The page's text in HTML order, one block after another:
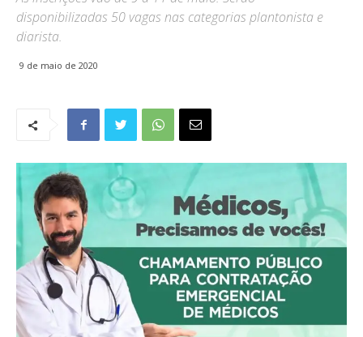
disponibilizadas 50 vagas nas categorias plantonista e
diarista.
9 de maio de 2020